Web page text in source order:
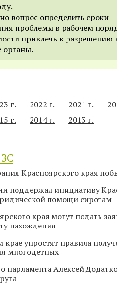
вопрос определить сроки
проблемы в рабочем
привлечь к разрешению
органы.
г. 2022 г. 2021 г.
г. 2014 г. 2013 г.
Красноярского края
поддержал инициативу
помощи сиротам
края могут подать
нахождения
упростят правила
многодетных
парламента Алексей